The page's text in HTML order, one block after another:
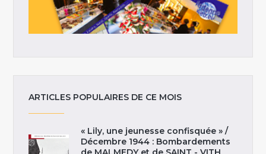
ARTICLES POPULAIRES DE CE MOIS
« Lily, une jeunesse confisquée » /
Décembre 1944 : Bombardements